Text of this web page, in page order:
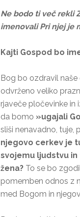
Ne bodo ti več rekli
imenovali Pri njej je
Kajti Gospod bo
Bog bo ozdravil
odvrženo veliko
rjaveče pločevinke in
da bomo »ugajali
sliši nenavadno, tuje,
njegovo cerkev je
svojemu ljudstvu
žena? To se bo
pomemben odnos z
med Bogom in